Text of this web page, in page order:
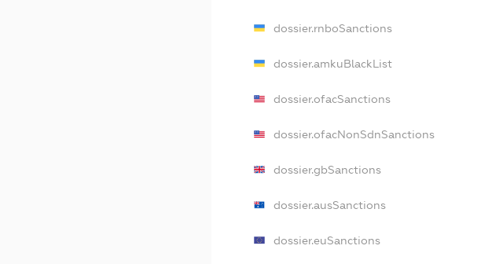
dossier.rnboSanctions
dossier.amkuBlackList
dossier.ofacSanctions
dossier.ofacNonSdnSanctions
dossier.gbSanctions
dossier.ausSanctions
dossier.euSanctions